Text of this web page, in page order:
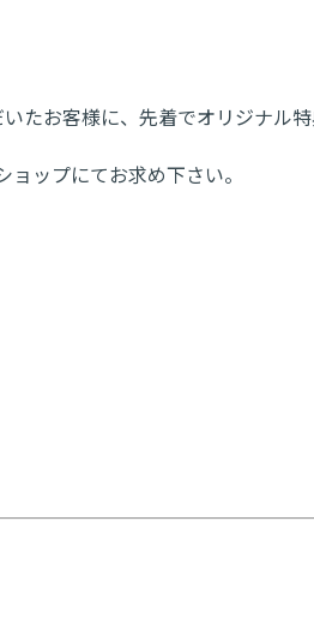
お客様に、先着でオリジナル特
ップにてお求め下さい。